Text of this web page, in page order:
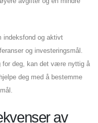
indeksfond og aktivt
og investeringsmål.
for deg, kan det være nyttig å
deg med å bestemme
av